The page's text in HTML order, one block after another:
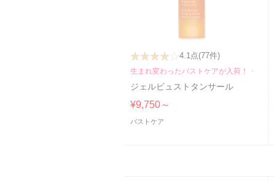
4.1点(77件)
生まれ変わったバストケアが入荷！！
ジェルビュストタンサール
¥9,750～
バストケア